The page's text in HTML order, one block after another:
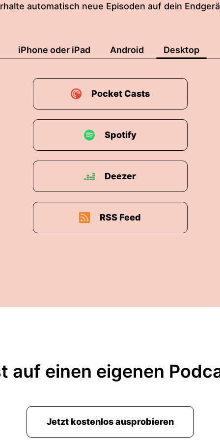
automatisch neue Episoden auf dein
iPhone oder iPad Android Desktop
Pocket Casts
Spotify
Deezer
RSS Feed
auf einen eigenen
Jetzt kostenlos ausprobieren